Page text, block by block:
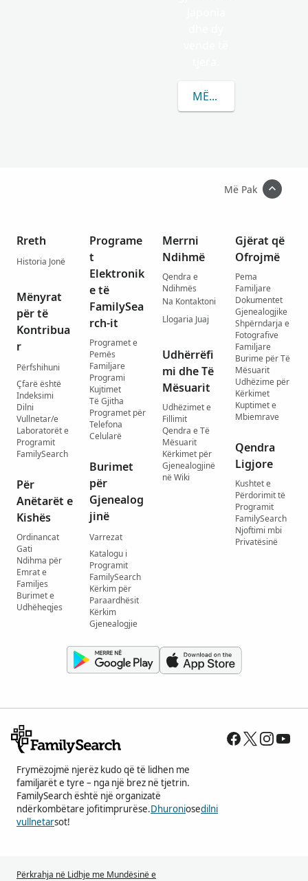
MËSONI MË SHUMË
Më Pak
Rreth
Historia Jonë
Mënyrat
për të
Kontribua
r
Përfshihuni
Çfarë është
Indeksimi
Dilni
Vullnetar/e
Laboratorët e
Programit
FamilySearch
Për
Anëtarët e
Kishës
Ordinancat
Gati
Ndihma për
Emrat e
Familjes
Burimet e
Udhëheqjes
Programe
t
Elektronik
e të
FamilySea
rch-it
Programet e
Pemës
Familjare
Programi
Kujtimet
Të Gjitha
Programet për
Telefona
Celularë
Burimet
për
Gjenealog
jinë
Varrezat
Katalogu i
Programit
FamilySearch
Kërkim për
Paraardhësit
Kërkim
Gjenealogjie
Merrni
Ndihmë
Qendra e
Ndihmës
Na Kontaktoni
Llogaria Juaj
Udhërrëfi
mi dhe Të
Mësuarit
Udhëzimet e
Fillimit
Qendra e Të
Mësuarit
Kërkimet për
Gjenealogjinë
në Wiki
Gjërat që
Ofrojmë
Pema
Familjare
Dokumentet
Gjenealogjike
Shpërndarja e
Fotografive
Familjare
Burime për Të
Mësuarit
Udhëzime për
Kërkimet
Kuptimet e
Mbiemrave
Qendra
Ligjore
Kushtet e
Përdorimit të
Programit
FamilySearch
Njoftimi mbi
Privatësinë
Frymëzojmë njerëz kudo që të lidhen me
familjarët e tyre – nga një brez në tjetrin.
FamilySearch është një organizatë
ndërkombëtare jofitimprurëse.Dhuroniosedilni
vullnetarsot!
Përkrahja në Lidhje me Mundësinë e